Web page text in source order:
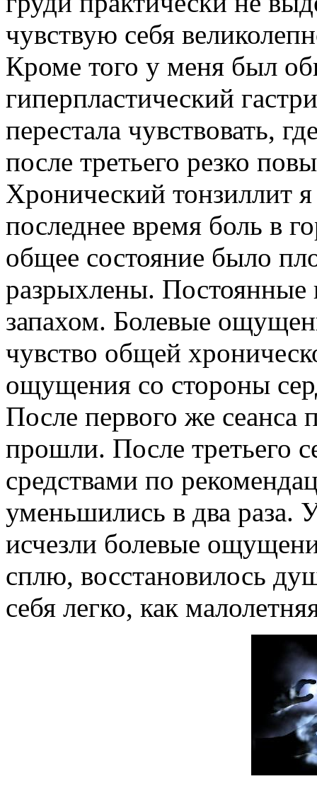
чувствую себя
Кроме того у меня был
гиперпластический
перестала чувствовать,
после третьего резко
Хронический тонзиллит
последнее время боль в
общее состояние было
разрыхлены.
запахом. Болевые
чувство общей
ощущения со стороны
После первого же сеанса
прошли. После третьего
средствами по
уменьшились в два раза.
исчезли болевые
сплю, восстановилось
себя легко, как